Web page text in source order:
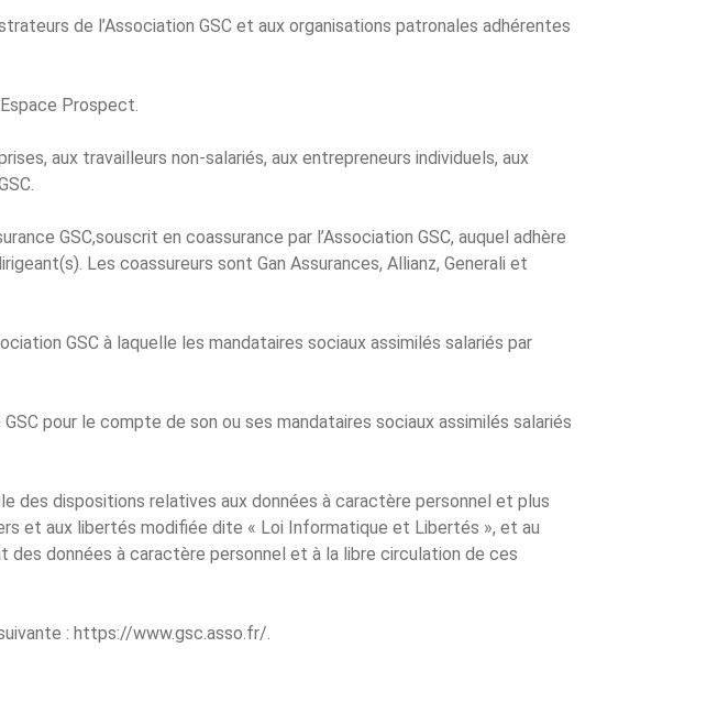
de l’Association GSC et aux organisations patronales adhérentes
Prospect.
aux travailleurs non-salariés, aux entrepreneurs individuels, aux
GSC,souscrit en coassurance par l’Association GSC, auquel adhère
Les coassureurs sont Gan Assurances, Allianz, Generali et
GSC à laquelle les mandataires sociaux assimilés salariés par
pour le compte de son ou ses mandataires sociaux assimilés salariés
des dispositions relatives aux données à caractère personnel et plus
et aux libertés modifiée dite « Loi Informatique et Libertés », et au
données à caractère personnel et à la libre circulation de ces
: https://www.gsc.asso.fr/.